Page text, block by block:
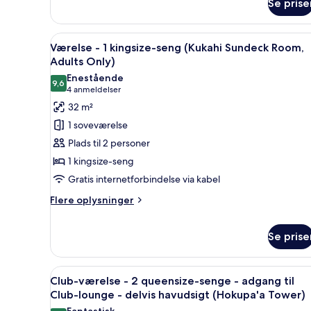
1
kingsize-
seng
-
balkon
(Kukahi)
Se
Indlæs
alle
billeder
af
Værelse
-
kingsize-
seng
(Kukahi
Sundeck
Only)
Et moderne hotelværelse
5
Værelse - 1 kingsize-seng (Kukahi Sundeck Room,
Adults Only)
9,69,6 ud af 10
Enestående
4 anmeldelser
(4
anmeldelser)
32 m²
1 soveværelse
Plads til 2 personer
1 kingsize-seng
Gratis internetforbindelse via kabel
Flere oplysninger
Flere
-
kingsize-
seng
(Kukahi
Se
Indlæs
alle
billeder
Et hotelværelse med to
8
Club-værelse - 2 queensize-senge - adgang til
Club-lounge - delvis havudsigt (Hokupa'a Tower)